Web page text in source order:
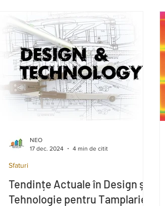
eficienta este toc renovare PVC.
Tendințe Actuale în Design și
Tehnologie pentru Tamplarie
Sfaturi
NEO
17 dec. 2024
4 min de citit